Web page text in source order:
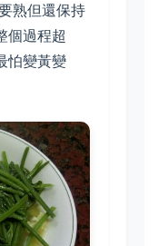
熟但還保持
個過程超
怕變黃變